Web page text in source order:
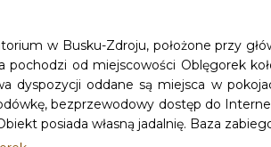
w Busku-Zdroju, położone przy
od miejscowości Oblęgorek
dyspozycji oddane są miejsca w
bezprzewodowy dostęp do
posiada własną jadalnię. Baza